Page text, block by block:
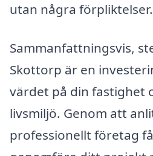
utan några förpliktelser.
Sammanfattningsvis,
Skottorp är en
värdet på din fastighet
livsmiljö. Genom att
professionellt företag